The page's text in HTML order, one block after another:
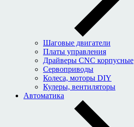
Шаговые двигатели
Платы управления
Драйверы CNC корпусные
Сервоприводы
Колеса, моторы DIY
Кулеры, вентиляторы
Автоматика